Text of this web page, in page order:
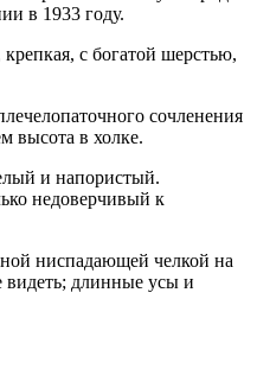
в 1933 году.
с богатой шерстью,
сочленения
высота в холке.
и напористый.
недоверчивый к
ниспадающей челкой на
видеть; длинные усы и